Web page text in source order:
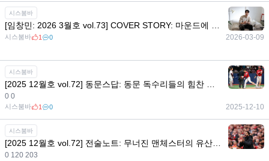
시스붐바
시스붐바 1 0 2026-03-09
시스붐바
0 0
시스붐바 1 0 2025-12-10
시스붐바
0 120 203